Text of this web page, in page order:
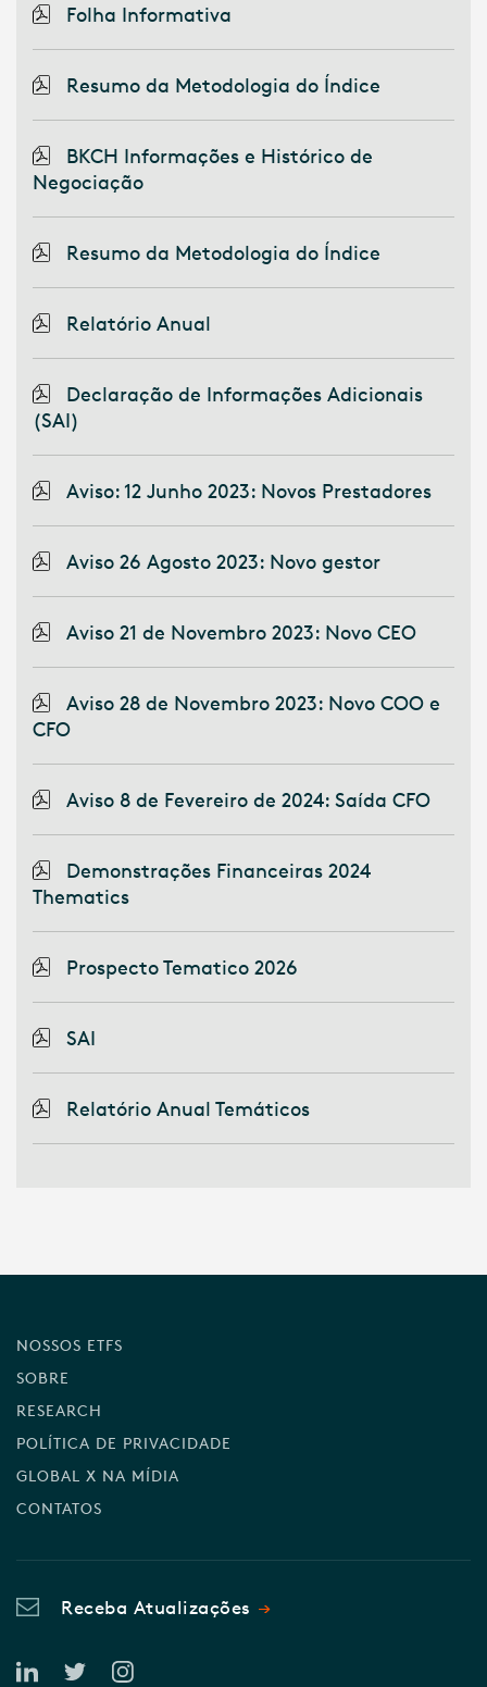
Folha Informativa
Resumo da Metodologia do Índice
BKCH Informações e Histórico de
Negociação
Resumo da Metodologia do Índice
Relatório Anual
Declaração de Informações Adicionais
(SAI)
Aviso: 12 Junho 2023: Novos Prestadores
Aviso 26 Agosto 2023: Novo gestor
Aviso 21 de Novembro 2023: Novo CEO
Aviso 28 de Novembro 2023: Novo COO e
CFO
Aviso 8 de Fevereiro de 2024: Saída CFO
Demonstrações Financeiras 2024
Thematics
Prospecto Tematico 2026
SAI
Relatório Anual Temáticos
NOSSOS ETFS
SOBRE
RESEARCH
POLÍTICA DE PRIVACIDADE
GLOBAL X NA MÍDIA
CONTATOS
Receba Atualizações